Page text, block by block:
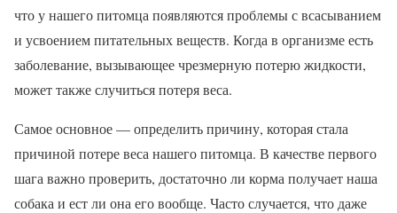
что у нашего питомца появляются проблемы с всасыванием
и усвоением питательных веществ. Когда в организме есть
заболевание, вызывающее чрезмерную потерю жидкости,
может также случиться потеря веса.
Самое основное — определить причину, которая стала
причиной потере веса нашего питомца. В качестве первого
шага важно проверить, достаточно ли корма получает наша
собака и ест ли она его вообще. Часто случается, что даже